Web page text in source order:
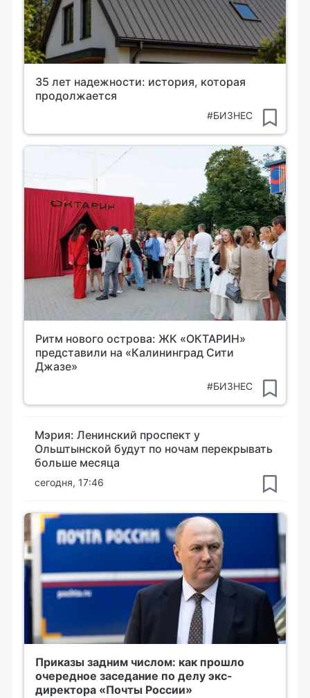
35 лет надежности: история, которая
продолжается
#БИЗНЕС
Ритм нового острова: ЖК «ОКТАРИН»
представили на «Калининград Сити
Джазе»
#БИЗНЕС
Мэрия: Ленинский проспект у
Ольштынской будут по ночам перекрывать
больше месяца
сегодня, 17:46
Приказы задним числом: как прошло
очередное заседание по делу экс-
директора «Почты России»